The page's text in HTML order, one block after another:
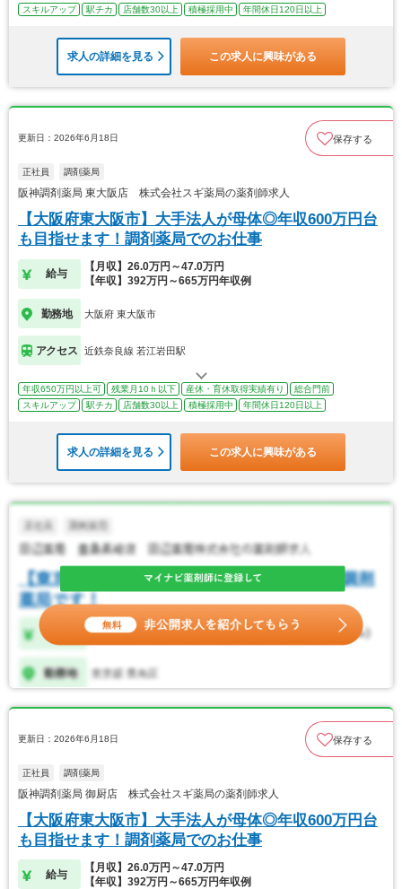
スキルアップ
駅チカ 店舗数30以上 積極採用中 年間休日120日以上
求人の詳細を見る この求人に興味がある
更新日：2026年6月18日 保存する
正社員 調剤薬局
阪神調剤薬局 東大阪店 株式会社スギ薬局の薬剤師求人
【大阪府東大阪市】大手法人が母体◎年収600万円台
も目指せます！調剤薬局でのお仕事
給与
【月収】26.0万円～47.0万円
【年収】392万円～665万円年収例
勤務地 大阪府 東大阪市
アクセス 近鉄奈良線 若江岩田駅
年収650万円以上可 残業月10ｈ以下 産休・育休取得実績有り
総合門前
スキルアップ
駅チカ 店舗数30以上 積極採用中 年間休日120日以上
求人の詳細を見る この求人に興味がある
更新日：2026年6月18日 保存する
正社員 調剤薬局
阪神調剤薬局 御厨店 株式会社スギ薬局の薬剤師求人
【大阪府東大阪市】大手法人が母体◎年収600万円台
も目指せます！調剤薬局でのお仕事
給与
【月収】26.0万円～47.0万円
【年収】392万円～665万円年収例